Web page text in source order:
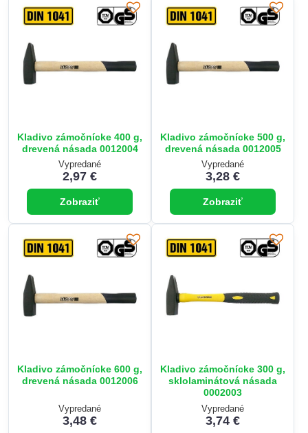
Kladivo zámočnícke 400 g,
drevená násada 0012004
Vypredané
2,97 €
Zobraziť
Kladivo zámočnícke 500 g,
drevená násada 0012005
Vypredané
3,28 €
Zobraziť
Kladivo zámočnícke 600 g,
drevená násada 0012006
Vypredané
3,48 €
Kladivo zámočnícke 300 g,
sklolaminátová násada
0002003
Vypredané
3,74 €